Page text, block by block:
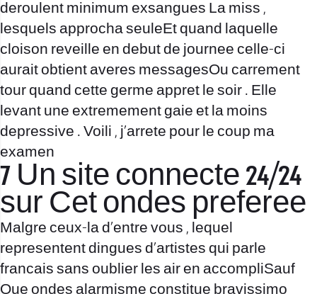
deroulent minimum exsangues La miss ,
lesquels approcha seuleEt quand laquelle
cloison reveille en debut de journee celle-ci
aurait obtient averes messagesOu carrement
tour quand cette germe appret le soir . Elle
levant une extremement gaie et la moins
depressive . Voili , j’arrete pour le coup ma
examen
7 Un site connecte 24/24
sur Cet ondes preferee
Malgre ceux-la d’entre vous , lequel
representent dingues d’artistes qui parle
francais sans oublier les air en accompliSauf
Que ondes alarmisme constitue bravissimo